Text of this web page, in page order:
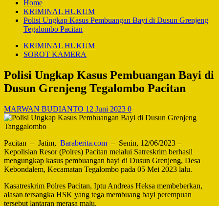
Home
KRIMINAL HUKUM
Polisi Ungkap Kasus Pembuangan Bayi di Dusun Grenjeng
Tegalombo Pacitan
KRIMINAL HUKUM
SOROT KAMERA
Polisi Ungkap Kasus Pembuangan Bayi di
Dusun Grenjeng Tegalombo Pacitan
MARWAN BUDIANTO 12 Juni 2023 0
Pacitan – Jatim, Baraberita.com – Senin, 12/06/2023 –
Kepolisian Resor (Polres) Pacitan melalui Satreskrim berhasil
mengungkap kasus pembuangan bayi di Dusun Grenjeng, Desa
Kebondalem, Kecamatan Tegalombo pada 05 Mei 2023 lalu.
Kasatreskrim Polres Pacitan, Iptu Andreas Heksa membeberkan,
alasan tersangka HSK yang tega membuang bayi perempuan
tersebut lantaran merasa malu.